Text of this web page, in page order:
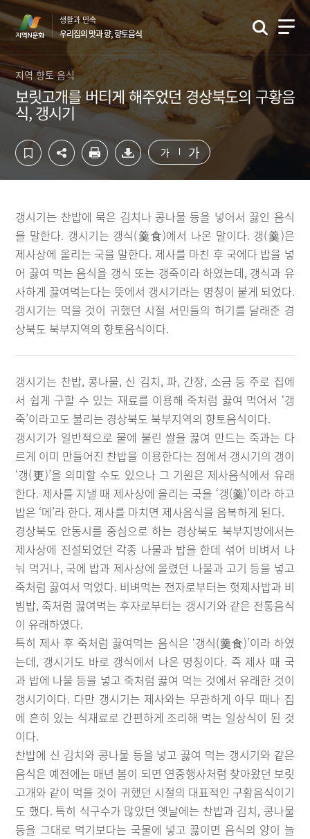
컨
텐
영
역
하
단
역
바
생활과 민속
우리집의 맛과 향, 향토음식
지역 향토 음식
보릿고개를 버티게 해주었던 경상북도의 구황음
식, 갱시기
가 가
갱시기는 찬밥에 묵은 김치나 콩나물 등을 넣어서 끓인 음식
을 말한다. 갱시기는 갱식(羹食)에서 나온 말이다. 갱(羹)은
제사상에 올리는 국을 말한다. 제사를 마친 후 국에다 밥을 넣
어 끓여 먹는 음식을 갱식 또는 갱죽이라 하였는데, 갱식과 유
사하게 끓여먹는다는 뜻에서 갱시기라는 명칭이 붙게 되었다.
갱시기는 먹을 것이 귀했던 시절 서민들의 허기를 달래준 경
상북도 북부지역의 향토음식이다.
갱시기는 찬밥, 콩나물, 신 김치, 파, 간장, 소금 등 주로 집에
서 쉽게 구할 수 있는 재료를 이용해 죽처럼 끓여 먹어서 ‘갱
죽’이라고도 불리는 경상북도 북부지역의 향토음식이다.
갱시기가 일반적으로 물에 불린 쌀을 끓여 만드는 죽과는 다
르게 이미 만들어진 찬밥을 이용한다는 점에서 갱시기의 갱이
‘갱(更)’을 의미할 수도 있으나 그 기원은 제사음식에서 유래
한다. 제사를 지낼 때 제사상에 올리는 국을 ‘갱(羹)’이라 하고
밥은 ‘메’라 한다. 제사를 마치면 제사음식을 음복하게 된다.
경상북도 안동시를 중심으로 하는 경상북도 북부지방에서는
제사상에 진설되었던 각종 나물과 밥을 한데 섞어 비벼서 나
눠 먹거나, 국에 밥과 제사상에 올렸던 나물과 고기 등을 넣고
죽처럼 끓여서 먹었다. 비벼먹는 전자로부터는 헛제사밥과 비
빔밥, 죽처럼 끓여먹는 후자로부터는 갱시기와 같은 전통음식
이 유래하였다.
특히 제사 후 죽처럼 끓여먹는 음식은 ‘갱식(羹食)’이라 하였
는데, 갱시기도 바로 갱식에서 나온 명칭이다. 즉 제사 때 국
과 밥에 나물 등을 넣고 죽처럼 끓여 먹는 것에서 유래한 것이
갱시기이다. 다만 갱시기는 제사와는 무관하게 아무 때나 집
에 흔히 있는 식재료로 간편하게 조리해 먹는 일상식이 된 것
이다.
찬밥에 신 김치와 콩나물 등을 넣고 끓여 먹는 갱시기와 같은
음식은 예전에는 매년 봄이 되면 연중행사처럼 찾아왔던 보릿
고개와 같이 먹을 것이 귀했던 시절의 대표적인 구황음식이기
도 했다. 특히 식구수가 많았던 옛날에는 찬밥과 김치, 콩나물
등을 그대로 먹기보다는 국물에 넣고 끓이면 음식의 양이 늘